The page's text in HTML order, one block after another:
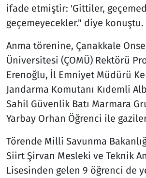
ifade etmiştir: 'Gittiler,
geçemeyecekler." diye konuştu.
Anma törenine, Çanakkale
Üniversitesi (ÇOMÜ) Rektörü
Erenoğlu, İl Emniyet Müdürü
Jandarma Komutanı Kıdemli
Sahil Güvenlik Batı Marmara
Yarbay Orhan Öğrenci ile
Törende Milli Savunma
Siirt Şirvan Mesleki ve Teknik
Lisesinden gelen 9 öğrenci de